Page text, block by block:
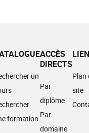
un
formation
ACCÈS
DIRECTS
Par
diplôme
Par
domaine
Plan
site